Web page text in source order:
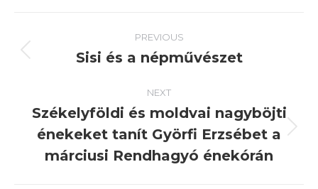
navigation
PREVIOUS
Previous
Sisi és a népművészet
NEXT
Next
post:
Székelyföldi és moldvai nagyböjti
énekeket tanít Györfi Erzsébet a
márciusi Rendhagyó énekórán